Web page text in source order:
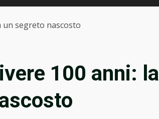
un segreto nascosto
100 anni: la